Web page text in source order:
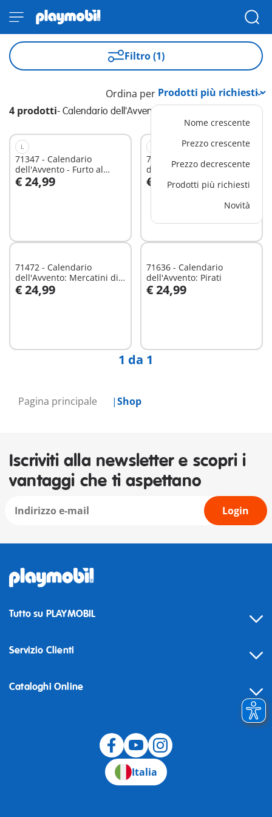
Pagina principale Shop
Filtro (1)
4 prodotti- Calendario dell'Avvento
Ordina per
Nome crescente
Prezzo crescente
Prezzo decrescente
Prodotti più richiesti
Novità
L
71347 - Calendario
dell'Avvento - Furto al
museo
€ 24,99
Aggiungi al carrello
71348 - Calendario
dell'Avvento - Natale sotto
l'arcobaleno
€ 24,99
disponibile
71472 - Calendario
dell'Avvento: Mercatini di
Natale
€ 24,99
Aggiungi al carrello
71636 - Calendario
dell'Avvento: Pirati
€ 24,99
Aggiungi al carrello
1 da 1
Iscriviti alla newsletter e scopri i
vantaggi che ti aspettano
Login
Tutto su PLAYMOBIL
Servizio Clienti
Cataloghi Online
Italia